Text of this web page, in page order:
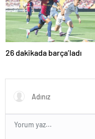
26 dakikada barça’ladı